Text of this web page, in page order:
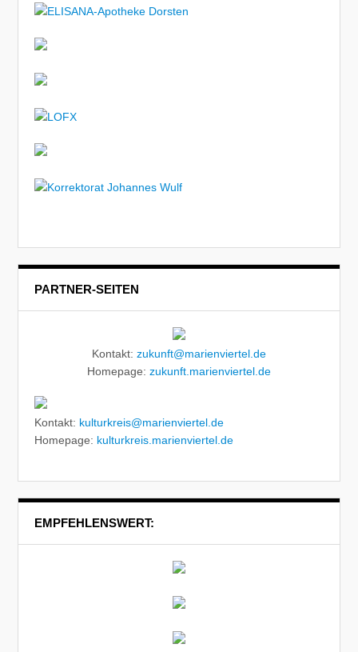
PARTNER-SEITEN
Kontakt: zukunft@marienviertel.de
Homepage: zukunft.marienviertel.de
Kontakt: kulturkreis@marienviertel.de
Homepage: kulturkreis.marienviertel.de
EMPFEHLENSWERT: